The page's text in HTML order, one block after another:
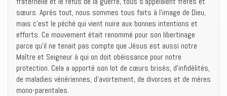
sœurs. Après tout, nous sommes tous faits à l’image de Dieu,
mais c’est le péché qui vient nuire aux bonnes intentions et
efforts. Ce mouvement était renommé pour son libertinage
parce qu’il ne tenait pas compte que Jésus est aussi notre
Maître et Seigneur à qui on doit obéissance pour notre
protection. Cela a apporté son lot de cœurs brisés, d’infidélités,
de maladies vénériennes, d’avortement, de divorces et de mères
mono-parentales.